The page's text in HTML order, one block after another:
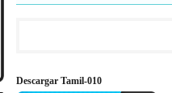
Descargar Tamil-010